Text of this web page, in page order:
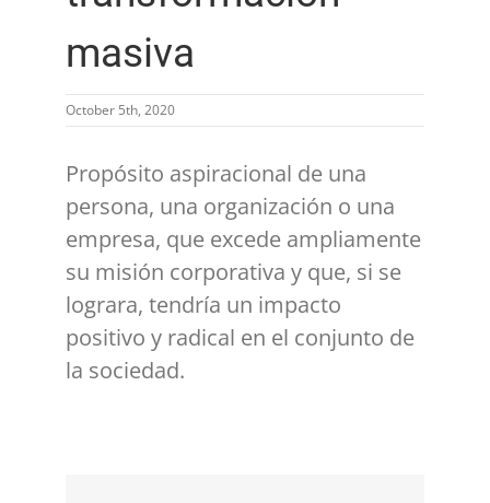
masiva
October 5th, 2020
Propósito aspiracional de una
persona, una organización o una
empresa, que excede ampliamente
su misión corporativa y que, si se
lograra, tendría un impacto
positivo y radical en el conjunto de
la sociedad.